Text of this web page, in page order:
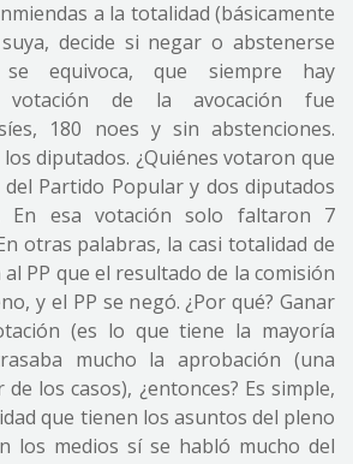
a la totalidad (básicamente
decide si negar o abstenerse
equivoca, que siempre hay
votación de la avocación fue
180 noes y sin abstenciones.
diputados. ¿Quiénes votaron que
Partido Popular y dos diputados
En esa votación solo faltaron 7
otras palabras, la casi totalidad de
PP que el resultado de la comisión
y el PP se negó. ¿Por qué? Ganar
(es lo que tiene la mayoría
mucho la aprobación (una
los casos), ¿entonces? Es simple,
que tienen los asuntos del pleno
los medios sí se habló mucho del